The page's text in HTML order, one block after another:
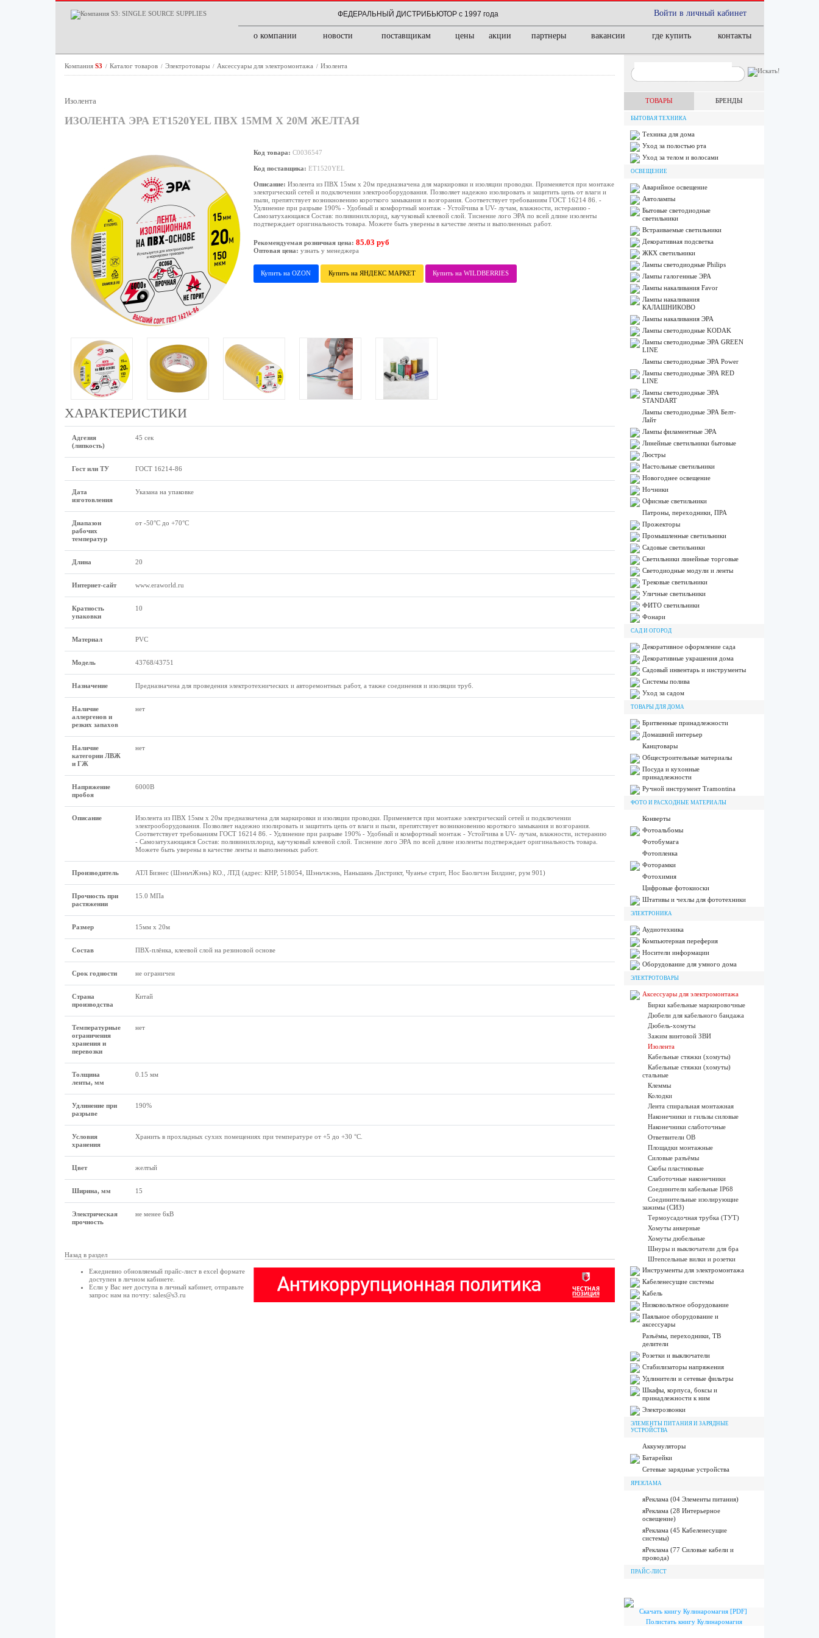
Войти в личный кабинет
ФЕДЕРАЛЬНЫЙ ДИСТРИБЬЮТОР с 1997 года
о компании новости поставщикам цены акции партнеры вакансии где купить контакты
Компания S3 / Каталог товаров / Электротовары / Аксессуары для электромонтажа / Изолента
Изолента
ИЗОЛЕНТА ЭРА ET1520YEL ПВХ 15ММ Х 20М ЖЕЛТАЯ
Код товара: C0036547
Код поставщика: ET1520YEL
Описание: Изолента из ПВХ 15мм х 20м предназначена для маркировки и изоляции проводки. Применяется при монтаже
электрический сетей и подключении электрооборудования. Позволяет надежно изолировать и защитить цепь от влаги и
пыли, препятствует возникновению короткого замыкания и возгорания. Соответствует требованиям ГОСТ 16214 86. -
Удлинение при разрыве 190% - Удобный и комфортный монтаж - Устойчива в UV- лучам, влажности, истеранию -
Самозатухающаяся Состав: поливинилхлорид, каучуковый клеевой слой. Тиснение лого ЭРА по всей длине изоленты
подтверждает оригинальность товара. Можете быть уверены в качестве ленты и выполненных работ.
Рекомендуемая розничная цена: 85.03 руб
Оптовая цена: узнать у менеджера
Купить на OZON Купить на ЯНДЕКС МАРКЕТ Купить на WILDBERRIES
ХАРАКТЕРИСТИКИ
Адгезия
(липкость)
45 сек
Гост или ТУ ГОСТ 16214-86
Дата
изготовления
Указана на упаковке
Диапазон
рабочих
температур
от -50°С до +70°С
Длина 20
Интернет-сайт www.eraworld.ru
Кратность
упаковки
10
Материал PVC
Модель 43768/43751
Назначение Предназначена для проведения электротехнических и авторемонтных работ, а также соединения и изоляции труб.
Наличие
аллергенов и
резких запахов
нет
Наличие
категории ЛВЖ
и ГЖ
нет
Напряжение
пробоя
6000В
Описание
Изолента из ПВХ 15мм х 20м предназначена для маркировки и изоляции проводки. Применяется при монтаже электрический сетей и подключении
электрооборудования. Позволяет надежно изолировать и защитить цепь от влаги и пыли, препятствует возникновению короткого замыкания и возгорания.
Соответствует требованиям ГОСТ 16214 86. - Удлинение при разрыве 190% - Удобный и комфортный монтаж - Устойчива в UV- лучам, влажности, истеранию
- Самозатухающаяся Состав: поливинилхлорид, каучуковый клеевой слой. Тиснение лого ЭРА по всей длине изоленты подтверждает оригинальность товара.
Можете быть уверены в качестве ленты и выполненных работ.
Производитель АТЛ Бизнес (ШэньчЖэнь) КО., ЛТД (адрес: КНР, 518054, Шэньчжэнь, Наньшань Дистрикт, Чуанъе стрит, Нос Баоличэн Билдинг, рум 901)
Прочность при
растяжении
15.0 МПа
Размеp 15мм х 20м
Состав ПВХ-плёнка, клеевой слой на резиновой основе
Срок годности не ограничен
Страна
производства
Китай
Температурные
ограничения
хранения и
перевозки
нет
Толщина
ленты, мм
0.15 мм
Удлинение при
разрыве
190%
Условия
хранения
Хранить в прохладных сухих помещениях при температуре от +5 до +30 °С.
Цвет желтый
Ширина, мм 15
Электрическая
прочность
не менее 6кВ
Назад в раздел
Ежедневно обновляемый прайс-лист в excel формате
доступен в личном кабинете.
Если у Вас нет доступа в личный кабинет, отправьте
запрос нам на почту: sales@s3.ru
ТОВАРЫ БРЕНДЫ
БЫТОВАЯ ТЕХНИКА
Техника для дома
Уход за полостью рта
Уход за телом и волосами
ОСВЕЩЕНИЕ
Аварийное освещение
Автолампы
Бытовые светодиодные
светильники
Встраиваемые светильники
Декоративная подсветка
ЖКХ светильники
Лампы cветодиодные Philips
Лампы галогенные ЭРА
Лампы накаливания Favor
Лампы накаливания
КАЛАШНИКОВО
Лампы накаливания ЭРА
Лампы светодиодные KODAK
Лампы светодиодные ЭРА GREEN
LINE
Лампы светодиодные ЭРА Power
Лампы светодиодные ЭРА RED
LINE
Лампы светодиодные ЭРА
STANDART
Лампы светодиодные ЭРА Белт-
Лайт
Лампы филаментные ЭРА
Линейные светильники бытовые
Люстры
Настольные светильники
Новогоднее освещение
Ночники
Офисные светильники
Патроны, переходники, ПРА
Прожекторы
Промышленные светильники
Садовые светильники
Светильники линейные торговые
Светодиодные модули и ленты
Трековые светильники
Уличные светильники
ФИТО светильники
Фонари
САД И ОГОРОД
Декоративное оформление сада
Декоративные украшения дома
Садовый инвентарь и инструменты
Системы полива
Уход за садом
ТОВАРЫ ДЛЯ ДОМА
Бритвенные принадлежности
Домашний интерьер
Канцтовары
Общестроительные материалы
Посуда и кухонные
принадлежности
Ручной инструмент Tramontina
ФОТО И РАСХОДНЫЕ МАТЕРИАЛЫ
Конверты
Фотоальбомы
Фотобумага
Фотопленка
Фоторамки
Фотохимия
Цифровые фотокиоски
Штативы и чехлы для фототехники
ЭЛЕКТРОНИКА
Аудиотехника
Компьютерная переферия
Носители информации
Оборудование для умного дома
ЭЛЕКТРОТОВАРЫ
Аксессуары для электромонтажа
Бирки кабельные маркировочные
Дюбели для кабельного бандажа
Дюбель-хомуты
Зажим винтовой ЗВИ
Изолента
Кабельные стяжки (хомуты)
Кабельные стяжки (хомуты)
стальные
Клеммы
Колодки
Лента спиральная монтажная
Наконечники и гильзы силовые
Наконечники слаботочные
Ответвители ОВ
Площадки монтажные
Силовые разъёмы
Скобы пластиковые
Слаботочные наконечники
Соединители кабельные IP68
Соединительные изолирующие
зажимы (СИЗ)
Термоусадочная трубка (ТУТ)
Хомуты анкерные
Хомуты дюбельные
Шнуры и выключатели для бра
Штепсельные вилки и розетки
Инструменты для электромонтажа
Кабеленесущие системы
Кабель
Низковольтное оборудование
Паяльное оборудование и
аксессуары
Разъёмы, переходники, ТВ
делители
Розетки и выключатели
Стабилизаторы напряжения
Удлинители и сетевые фильтры
Шкафы, корпуса, боксы и
принадлежности к ним
Электрозвонки
ЭЛЕМЕНТЫ ПИТАНИЯ И ЗАРЯДНЫЕ
УСТРОЙСТВА
Аккумуляторы
Батарейки
Сетевые зарядные устройства
ЯРЕКЛАМА
яРеклама (04 Элементы питания)
яРеклама (28 Интерьерное
освещение)
яРеклама (45 Кабеленесущие
системы)
яРеклама (77 Силовые кабели и
провода)
ПРАЙС-ЛИСТ
Скачать книгу Кулинаромагия [PDF]
Полистать книгу Кулинаромагия